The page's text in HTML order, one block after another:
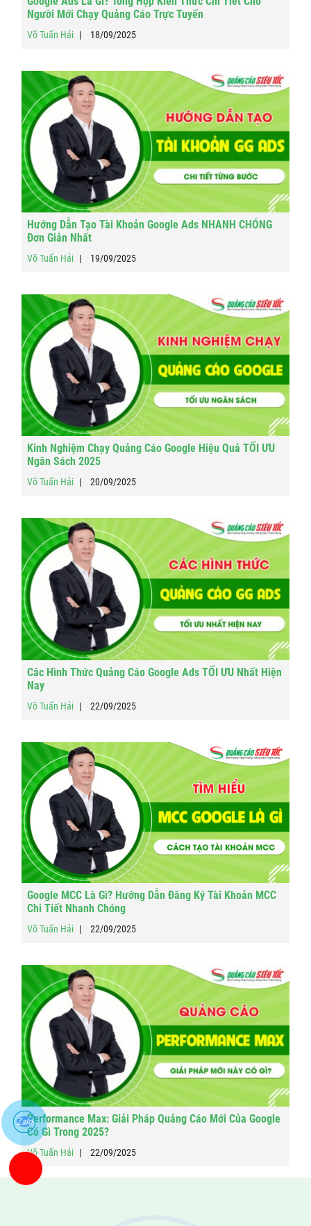
Người Mới Chạy Quảng Cáo Trực Tuyến
Võ Tuấn Hải 18/09/2025
Hướng Dẫn Tạo Tài Khoản Google Ads NHANH CHÓNG
Đơn Giản Nhất
Võ Tuấn Hải 19/09/2025
Kinh Nghiệm Chạy Quảng Cáo Google Hiệu Quả TỐI ƯU
Ngân Sách 2025
Võ Tuấn Hải 20/09/2025
Các Hình Thức Quảng Cáo Google Ads TỐI ƯU Nhất Hiện
Nay
Võ Tuấn Hải 22/09/2025
Google MCC Là Gì? Hướng Dẫn Đăng Ký Tài Khoản MCC
Chi Tiết Nhanh Chóng
Võ Tuấn Hải 22/09/2025
Performance Max: Giải Pháp Quảng Cáo Mới Của Google
Có Gì Trong 2025?
Võ Tuấn Hải 22/09/2025
Zalo